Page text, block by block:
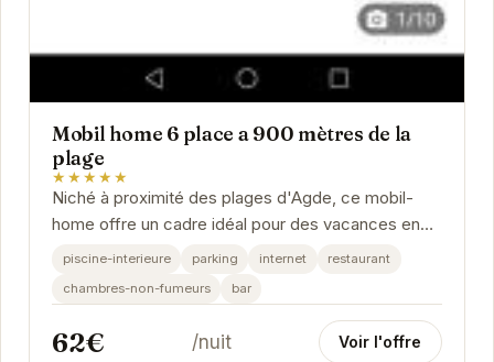
Mobil home 6 place a 900 mètres de la
plage
★★★★★
Niché à proximité des plages d'Agde, ce mobil-
home offre un cadre idéal pour des vacances en
famille ou entre amis. Son emplacement privilégié...
piscine-interieure parking internet
restaurant
chambres-non-fumeurs
bar
62€ /nuit Voir l'offre